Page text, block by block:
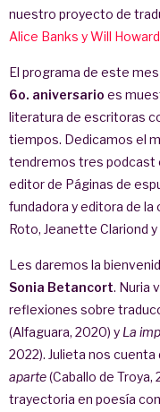
nuestro proyecto de
Alice Banks y Will
El programa de este
6o. aniversario es
literatura de escritoras
tiempos. Dedicamos el
tendremos tres podcast
editor de Páginas de
fundadora y editora de la
Roto, Jeanette Clariond
Les daremos la
Sonia Betancort. Nuria
reflexiones sobre
(Alfaguara, 2020) y La
2022). Julieta nos
aparte(Caballo de Troya,
trayectoria en poesía